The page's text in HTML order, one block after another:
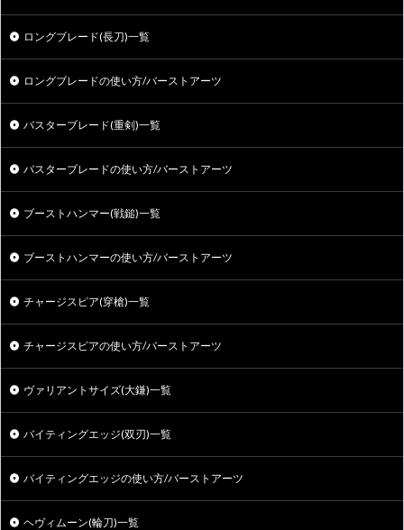
ロングブレード(長刀)一覧
ロングブレードの使い方/バーストアーツ
バスターブレード(重剣)一覧
バスターブレードの使い方/バーストアーツ
ブーストハンマー(戦鎚)一覧
ブーストハンマーの使い方/バーストアーツ
チャージスピア(穿槍)一覧
チャージスピアの使い方/バーストアーツ
ヴァリアントサイズ(大鎌)一覧
バイティングエッジ(双刃)一覧
バイティングエッジの使い方/バーストアーツ
ヘヴィムーン(輪刀)一覧